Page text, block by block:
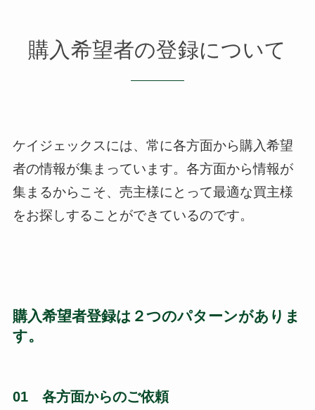
購入希望者の登録について
ケイジェックスには、常に各方面から購入希望
者の情報が集まっています。 各方面から情報が
集まるからこそ、売主様にとって最適な買主様
をお探しすることができているのです。
購入希望者登録は２つのパターンがありま
す。
01 各方面からのご依頼